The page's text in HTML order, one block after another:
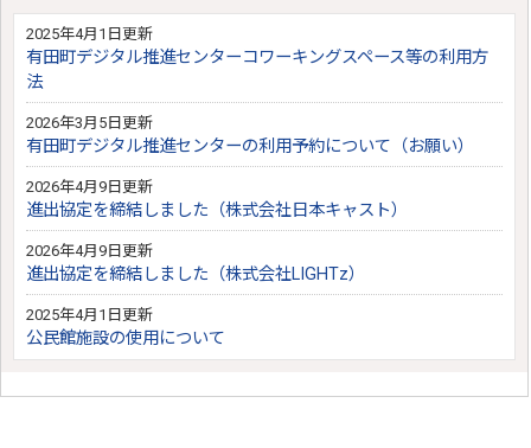
2025年4月1日更新
有田町デジタル推進センターコワーキングスペース等の利用方
法
2026年3月5日更新
有田町デジタル推進センターの利用予約について（お願い）
2026年4月9日更新
進出協定を締結しました（株式会社日本キャスト）
2026年4月9日更新
進出協定を締結しました（株式会社LIGHTz）
2025年4月1日更新
公民館施設の使用について